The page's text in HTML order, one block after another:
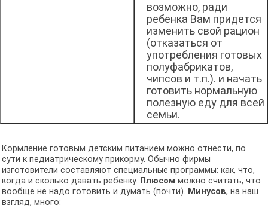
возможно, ради
ребенка Вам придется
изменить свой рацион
(отказаться от
употребления готовых
полуфабрикатов,
чипсов и т.п.). и начать
готовить нормальную
полезную еду для всей
семьи.
Кормление готовым детским питанием можно отнести, по
сути к педиатрическому прикорму. Обычно фирмы
изготовители составляют специальные программы: как, что,
когда и сколько давать ребенку. Плюсом можно считать, что
вообще не надо готовить и думать (почти). Минусов, на наш
взгляд, много: